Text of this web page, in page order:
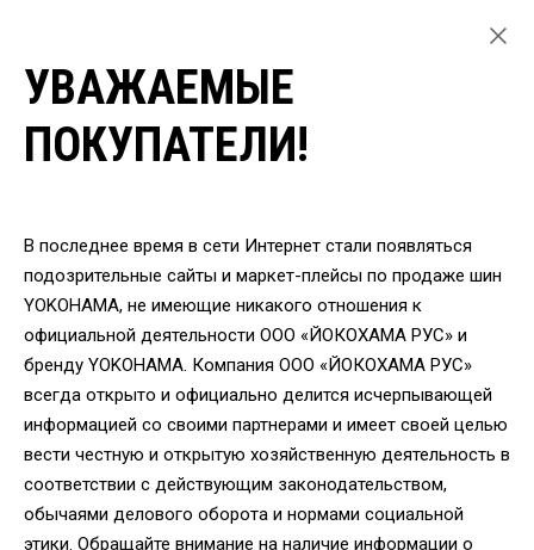
ЛЕТНИЕ ШИНЫ YOKOHAMA ДЛЯ ЛЕГКОВЫХ АВТОМОБИЛЕЙ
ВЕРНУТЬСЯ
Шины Yokohama V107
265/30 R20 94Y
УВАЖАЕМЫЕ
ПОКУПАТЕЛИ!
В последнее время в сети Интернет стали появляться
подозрительные сайты и маркет-плейсы по продаже шин
YOKOHAMA, не имеющие никакого отношения к
официальной деятельности ООО «ЙОКОХАМА РУС» и
бренду YOKOHAMA. Компания ООО «ЙОКОХАМА РУС»
всегда открыто и официально делится исчерпывающей
информацией со своими партнерами и имеет своей целью
вести честную и открытую хозяйственную деятельность в
соответствии с действующим законодательством,
обычаями делового оборота и нормами социальной
этики. Обращайте внимание на наличие информации о